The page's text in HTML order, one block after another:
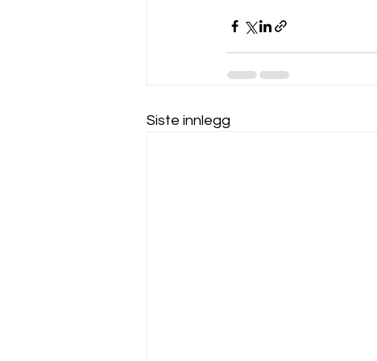
Siste innlegg